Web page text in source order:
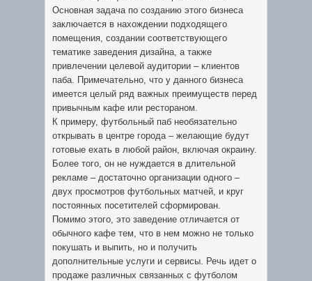
Основная задача по созданию этого бизнеса
заключается в нахождении подходящего
помещения, создании соответствующего
тематике заведения дизайна, а также
привлечении целевой аудитории – клиентов
паба. Примечательно, что у данного бизнеса
имеется целый ряд важных преимуществ перед
привычным кафе или рестораном.
К примеру, футбольный паб необязательно
открывать в центре города – желающие будут
готовые ехать в любой район, включая окраину.
Более того, он не нуждается в длительной
рекламе – достаточно организации одного –
двух просмотров футбольных матчей, и круг
постоянных посетителей сформирован.
Помимо этого, это заведение отличается от
обычного кафе тем, что в нем можно не только
покушать и выпить, но и получить
дополнительные услуги и сервисы. Речь идет о
продаже различных связанных с футболом